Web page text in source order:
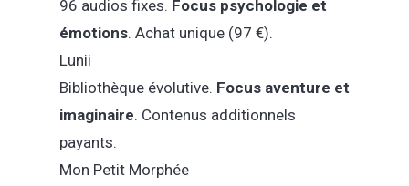
96 audios fixes. Focus psychologie et
émotions. Achat unique (97 €).
Lunii
Bibliothèque évolutive. Focus aventure et
imaginaire. Contenus additionnels
payants.
Mon Petit Morphée